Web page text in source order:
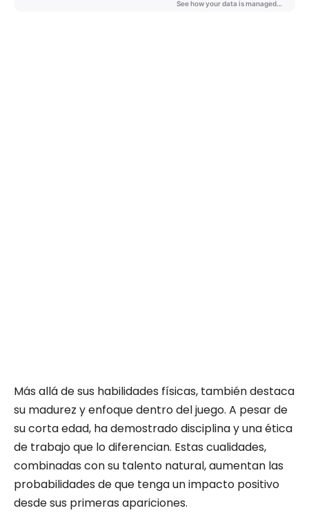
Más allá de sus habilidades físicas, también destaca
su madurez y enfoque dentro del juego. A pesar de
su corta edad, ha demostrado disciplina y una ética
de trabajo que lo diferencian. Estas cualidades,
combinadas con su talento natural, aumentan las
probabilidades de que tenga un impacto positivo
desde sus primeras apariciones.